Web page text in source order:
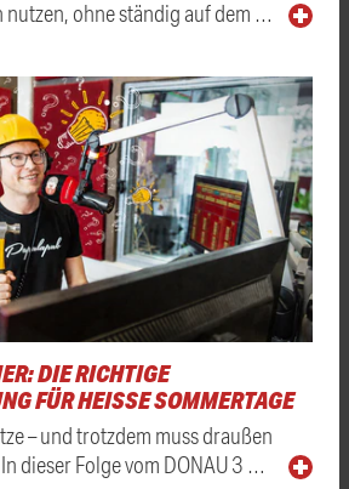
nutzen, ohne ständig auf dem …
DIE RICHTIGE
FÜR HEISSE SOMMERTAGE
– und trotzdem muss draußen
dieser Folge vom DONAU 3 …